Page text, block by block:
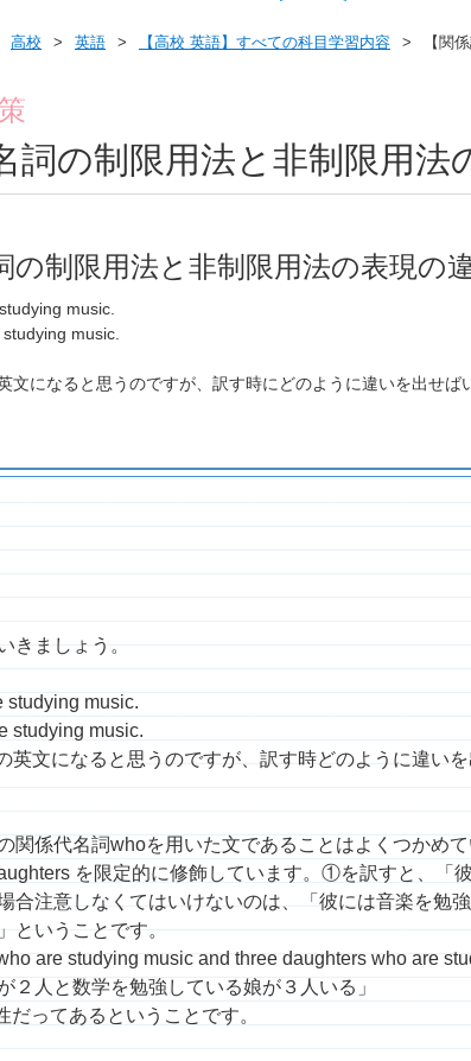
高校 英語 【高校 英語】すべての科目学習内容 【関
詞の制限用法と非制限用法
の制限用法と非制限用法の表現の
music.
music.
になると思うのですが、訳す時にどのように違いを出せば
きましょう。
studying music.
studying music.
文になると思うのですが、訳す時どのように違い
係代名詞whoを用いた文であることはよくつかめて
を限定的に修飾しています。①を訳すと、「
注意しなくてはいけないのは、「彼には音楽を勉
ということです。
are studying music and three daughters who are
２人と数学を勉強している娘が３人いる」
ってあるということです。